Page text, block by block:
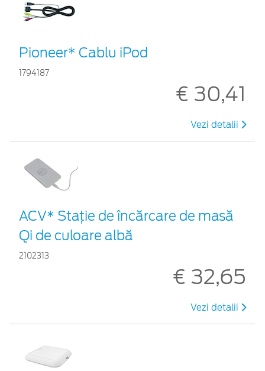
Pioneer* Cablu iPod
1794187
€ 30,41
Vezi detalii
ACV* Stație de încărcare de masă
Qi de culoare albă
2102313
€ 32,65
Vezi detalii